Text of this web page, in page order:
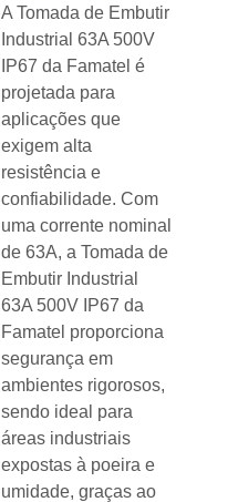
A Tomada de Embutir
Industrial 63A 500V
IP67 da Famatel é
projetada para
aplicações que
exigem alta
resistência e
confiabilidade. Com
uma corrente nominal
de 63A, a Tomada de
Embutir Industrial
63A 500V IP67 da
Famatel proporciona
segurança em
ambientes rigorosos,
sendo ideal para
áreas industriais
expostas à poeira e
umidade, graças ao